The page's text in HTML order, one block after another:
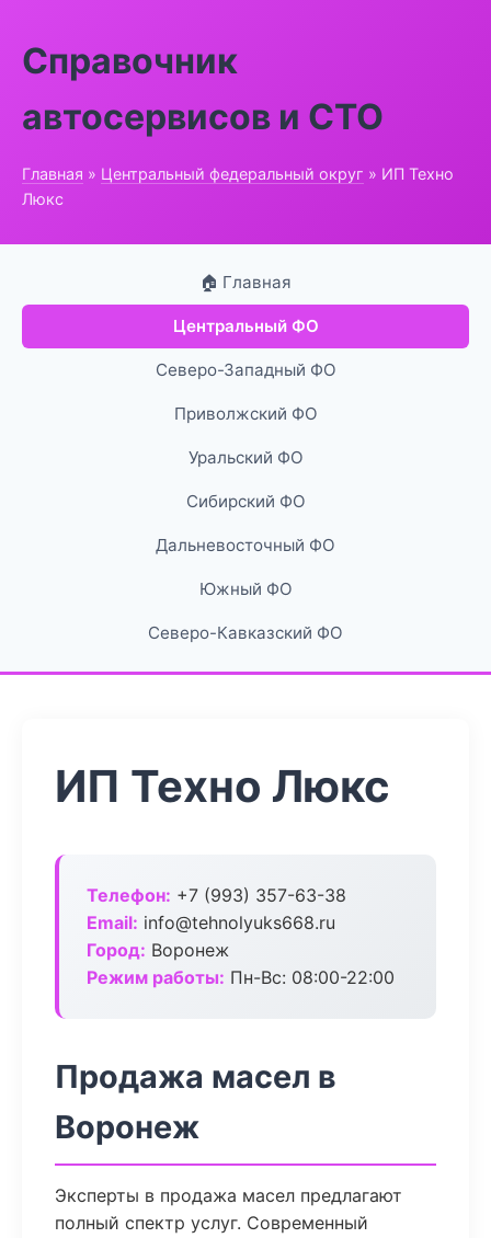
Справочник
автосервисов и СТО
Главная » Центральный федеральный округ » ИП Техно
Люкс
🏠 Главная
Центральный ФО
Северо-Западный ФО
Приволжский ФО
Уральский ФО
Сибирский ФО
Дальневосточный ФО
Южный ФО
Северо-Кавказский ФО
ИП Техно Люкс
Телефон: +7 (993) 357-63-38
Email: info@tehnolyuks668.ru
Город: Воронеж
Режим работы: Пн-Вс: 08:00-22:00
Продажа масел в
Воронеж
Эксперты в продажа масел предлагают
полный спектр услуг. Современный